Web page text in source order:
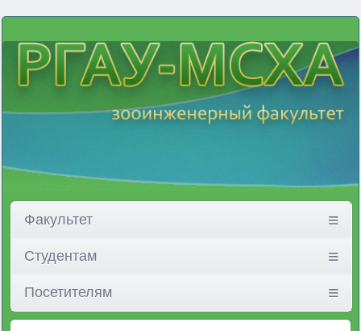
Факультет
Студентам
Посетителям